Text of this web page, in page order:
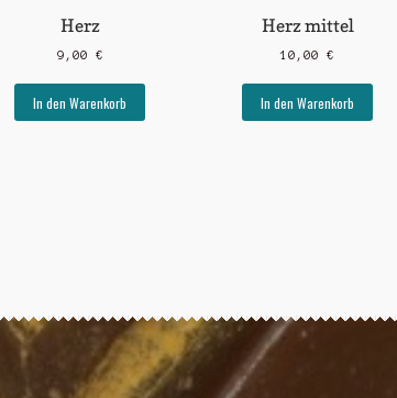
Herz
9,00 €
In den Warenkorb
Herz mittel
10,00€
In den Warenkorb